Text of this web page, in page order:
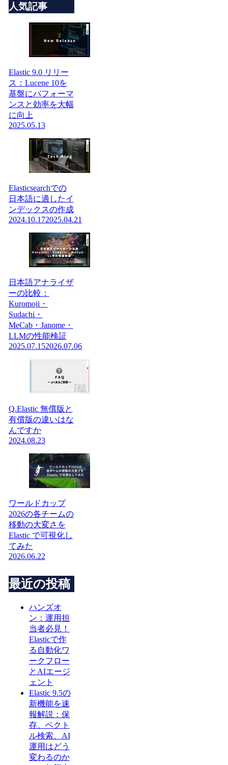
人気記事
Elastic 9.0 リリー
ス：Lucene 10を
基盤にパフォーマ
ンスと効率を大幅
に向上
2025.05.13
Elasticsearchでの
日本語に適したイ
ンデックスの作成
2024.10.172025.04.21
日本語アナライザ
ーの比較：
Kuromoji・
Sudachi・
MeCab・Janome・
LLMの性能検証
2025.07.152026.07.06
Q.Elastic 無償版と
有償版の違いはな
んですか
2024.08.23
ワールドカップ
2026の各チームの
移動の大変さを
Elastic で可視化し
てみた
2026.06.22
最近の投稿
ハンズオ
ン：運用担
当者必見！
Elasticで作
る自動化ワ
ークフロー
とAIエージ
ェント
Elastic 9.5の
新機能を速
報解説：保
存、ベクト
ル検索、AI
運用はどう
変わるのか